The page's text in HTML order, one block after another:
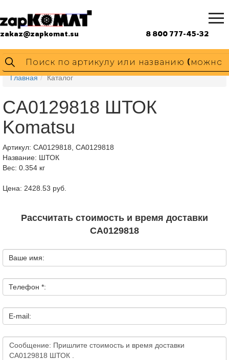
zakaz@zapkomat.su 8 800 777-45-32
Главная Каталог
CA0129818 ШТОК
Komatsu
Артикул: CA0129818, CA0129818
Название: ШТОК
Вес: 0.354 кг
Цена: 2428.53 руб.
Рассчитать стоимость и время доставки
CA0129818
Ваше имя:
Телефон *:
E-mail: